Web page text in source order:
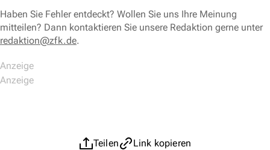
Haben Sie Fehler entdeckt? Wollen Sie uns Ihre Meinung
mitteilen? Dann kontaktieren Sie unsere Redaktion gerne unter
redaktion@zfk.de.
Teilen
Link kopieren